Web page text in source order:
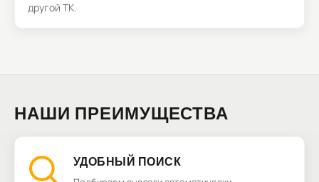
другой ТК.
НАШИ ПРЕИМУЩЕСТВА
УДОБНЫЙ ПОИСК